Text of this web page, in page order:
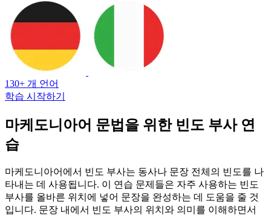
130+ 개 언어
학습 시작하기
마케도니아어 문법을 위한 빈도 부사 연
습
마케도니아어에서 빈도 부사는 동사나 문장 전체의 빈도를 나
타내는 데 사용됩니다. 이 연습 문제들은 자주 사용하는 빈도
부사를 올바른 위치에 넣어 문장을 완성하는 데 도움을 줄 것
입니다. 문장 내에서 빈도 부사의 위치와 의미를 이해하면서